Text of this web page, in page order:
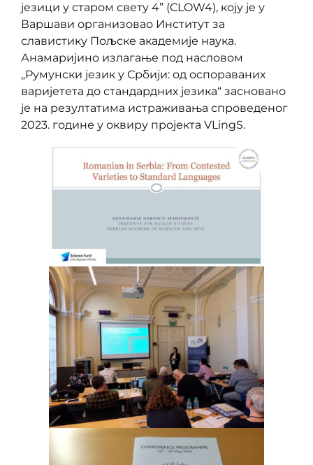
језици у старом свету 4” (CLOW4), коју је у
Варшави организовао Институт за
славистику Пољске академије наука.
Анамаријино излагање под насловом
„Румунски језик у Србији: од оспораваних
варијетета до стандардних језика“ засновано
је на резултатима истраживања спроведеног
2023. године у оквиру пројекта VLingS.